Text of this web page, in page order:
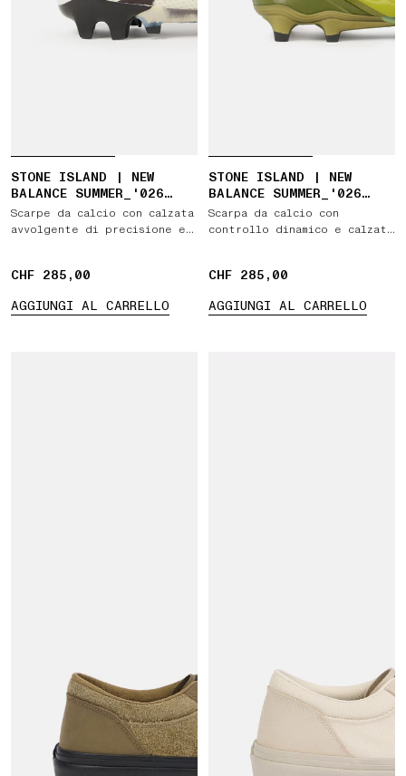
STONE ISLAND | NEW
BALANCE SUMMER_'026
CAPSULE FURON ELITE FG
V9
Scarpe da calcio con calzata
avvolgente di precisione e
CHF 285,00
CHF 285,00
AGGIUNGI AL CARRELLO
STONE ISLAND | NEW
BALANCE SUMMER_'026
CAPSULE TEKELA ELITE
LOW FG V5
Scarpa da calcio con
controllo dinamico e calzata
CHF 285,00
CHF 285,00
AGGIUNGI AL CARRELLO